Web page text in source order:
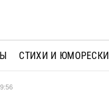
СТИХИ И ЮМОРЕСКИ